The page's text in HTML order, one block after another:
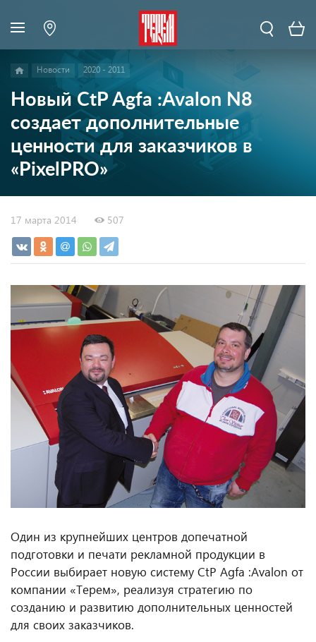
Новости 2020 - 2011
Новый CtP Agfa :Avalon N8
создает дополнительные
ценности для заказчиков в
«PixelPRO»
17 марта 2014 507
Один из крупнейших центров допечатной
подготовки и печати рекламной продукции в
России выбирает новую систему CtP Agfa :Avalon от
компании «Терем», реализуя стратегию по
созданию и развитию дополнительных ценностей
для своих заказчиков.